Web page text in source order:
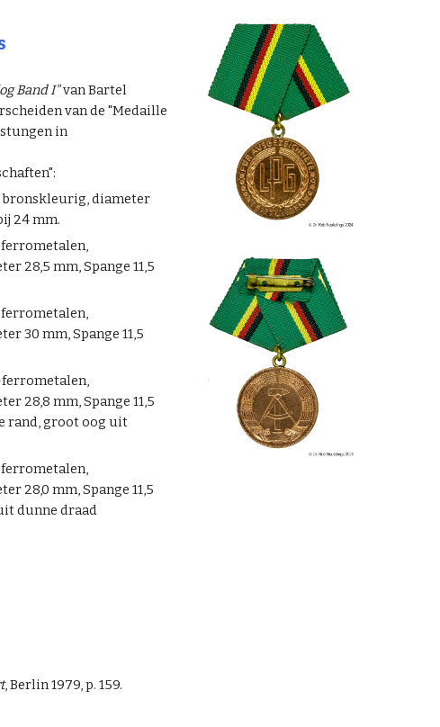
Band I"van Bartel
van de "Medaille
in
bronskleurig, diameter
24 mm.
ferrometalen,
28,5 mm, Spange 11,5
ferrometalen,
30 mm, Spange 11,5
ferrometalen,
28,8 mm, Spange 11,5
rand, groot oog uit
ferrometalen,
28,0 mm, Spange 11,5
dunne draad
, Berlin 1979, p. 159.